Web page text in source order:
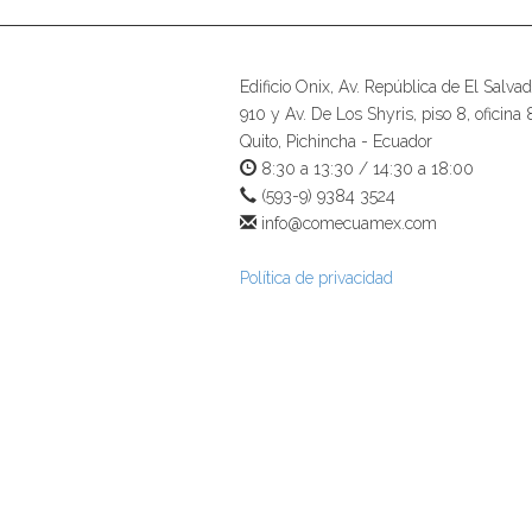
Edificio Onix, Av. República de El
910 y Av. De Los Shyris, piso 8, oficina
Quito, Pichincha - Ecuador
8:30 a 13:30 / 14:30 a 18:00
(593-9) 9384 3524
info@comecuamex.com
Política de privacidad